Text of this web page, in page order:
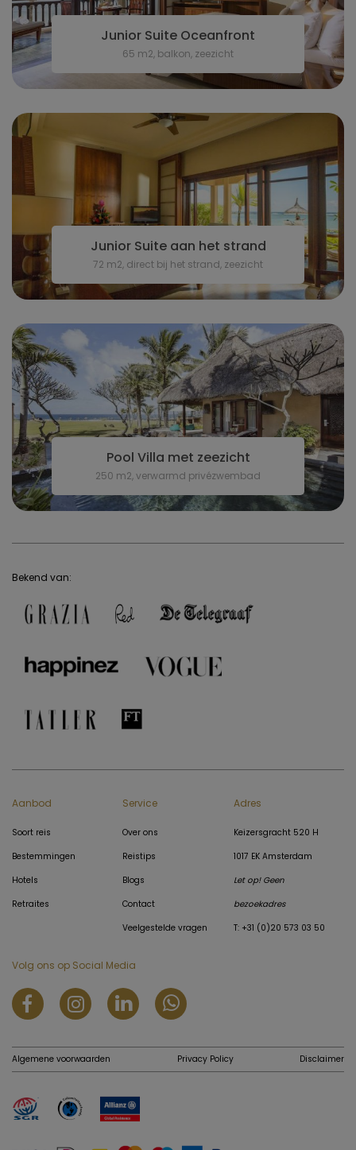
Junior Suite Oceanfront
65 m2, balkon, zeezicht
Junior Suite aan het strand
72 m2, direct bij het strand, zeezicht
Pool Villa met zeezicht
250 m2, verwarmd privézwembad
Bekend van:
Aanbod
Soort reis
Bestemmingen
Hotels
Retraites
Service
Over ons
Reistips
Blogs
Contact
Veelgestelde vragen
Adres
Keizersgracht 520 H
1017 EK Amsterdam
Let op! Geen
bezoekadres
T: +31 (0)20 573 03 50
Volg ons op Social Media
Algemene voorwaarden Privacy Policy Disclaimer